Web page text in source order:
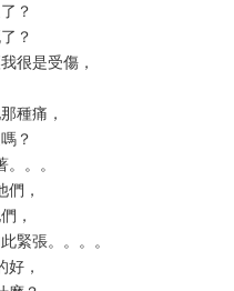
？
？
很是受傷，
種痛，
？
。。
們，
，
緊張。。。。
好，